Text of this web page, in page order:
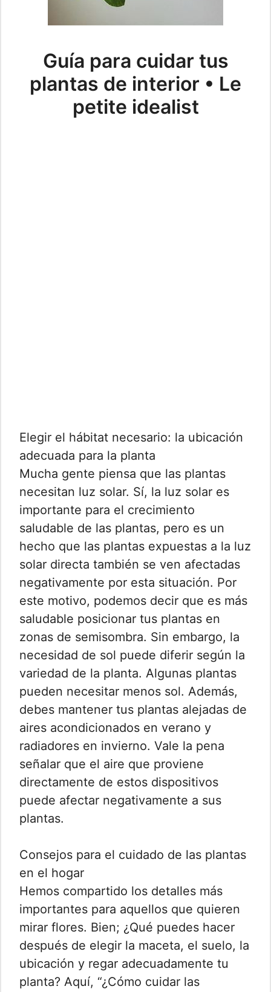
Guía para cuidar tus
plantas de interior • Le
petite idealist
Elegir el hábitat necesario: la ubicación
adecuada para la planta
Mucha gente piensa que las plantas
necesitan luz solar. Sí, la luz solar es
importante para el crecimiento
saludable de las plantas, pero es un
hecho que las plantas expuestas a la luz
solar directa también se ven afectadas
negativamente por esta situación. Por
este motivo, podemos decir que es más
saludable posicionar tus plantas en
zonas de semisombra. Sin embargo, la
necesidad de sol puede diferir según la
variedad de la planta. Algunas plantas
pueden necesitar menos sol. Además,
debes mantener tus plantas alejadas de
aires acondicionados en verano y
radiadores en invierno. Vale la pena
señalar que el aire que proviene
directamente de estos dispositivos
puede afectar negativamente a sus
plantas.
Consejos para el cuidado de las plantas
en el hogar
Hemos compartido los detalles más
importantes para aquellos que quieren
mirar flores. Bien; ¿Qué puedes hacer
después de elegir la maceta, el suelo, la
ubicación y regar adecuadamente tu
planta? Aquí, “¿Cómo cuidar las